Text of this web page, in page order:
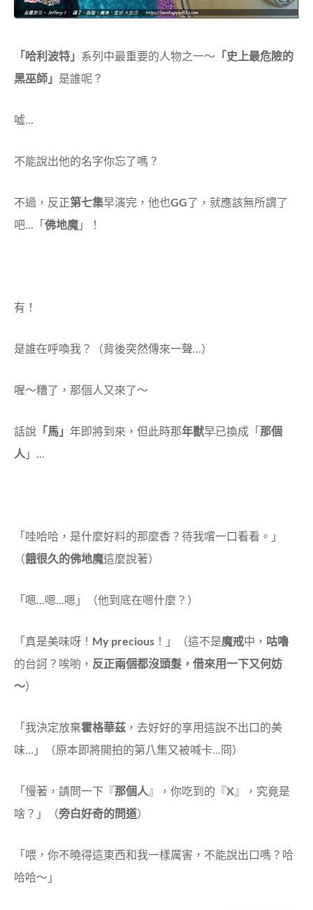
「哈利波特」 系列中最重要的人物之一～ 「史上最危險的
黑巫師」 是誰呢？
噓…
不能說出他的名字你忘了嗎？
不過，反正第七集早演完，他也GG了，就應該無所謂了
吧…「佛地魔 」！
有！
是誰在呼喚我？（背後突然傳來一聲…）
喔～糟了，那個人又來了～
話說 「馬」 年即將到來，但此時那年獸早已換成「那個
人 」…
「哇哈哈，是什麼好料的那麼香？待我嚐一口看看。」
（餓很久的佛地魔這麼說著）
「嗯…嗯…嗯」（他到底在嗯什麼？）
「真是美味呀！ My precious ！」（這不是魔戒中， 咕嚕
的台訶？唉喲， 反正兩個都沒頭髮，借來用一下又何妨
～）
「我決定放棄霍格華茲 ，去好好的享用這說不出口的美
味…」（原本即將開拍的第八集又被喊卡…冏）
「慢著，請問一下『那個人 』，你吃到的『X』，究竟是
啥？」（旁白好奇的問道）
「喂，你不曉得這東西和我一樣厲害，不能說出口嗎？哈
哈哈～」